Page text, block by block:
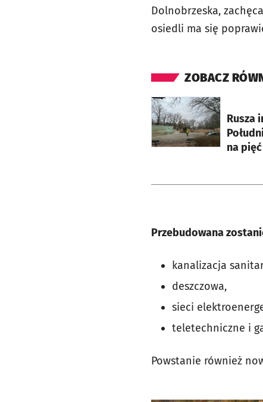
Dolnobrzeska,
osiedli ma się
ZOBACZ
Rusza
na
otworzy się w nowej
Przebudowana
kanalizacja
deszczowa,
sieci
teletechniczne i
Powstanie również